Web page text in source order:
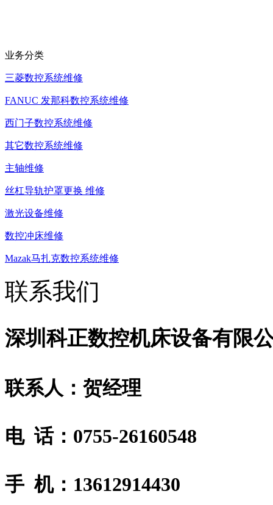
业务分类
三菱数控系统维修
FANUC 发那科数控系统维修
西门子数控系统维修
其它数控系统维修
主轴维修
丝杠导轨护罩更换 维修
激光设备维修
数控冲床维修
Mazak马扎克数控系统维修
联系我们
深圳科正数控机床设备有限
联系人：贺经理
电 话：0755-26160548
手 机：13612914430